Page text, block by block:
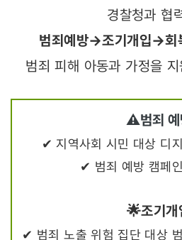
경찰청과 협
범죄예방→조기개입→회
범죄 피해 아동과 가정을
⚠️범죄 예
✔ 지역사회 시민 대상 디
✔ 범죄 예방 캠페
🌟조기개
✔ 범죄 노출 위험 집단 대상